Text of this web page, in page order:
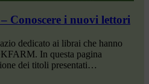
Conoscere i nuovi lettori
dedicato ai librai che hanno
In questa pagina
dei titoli presentati…